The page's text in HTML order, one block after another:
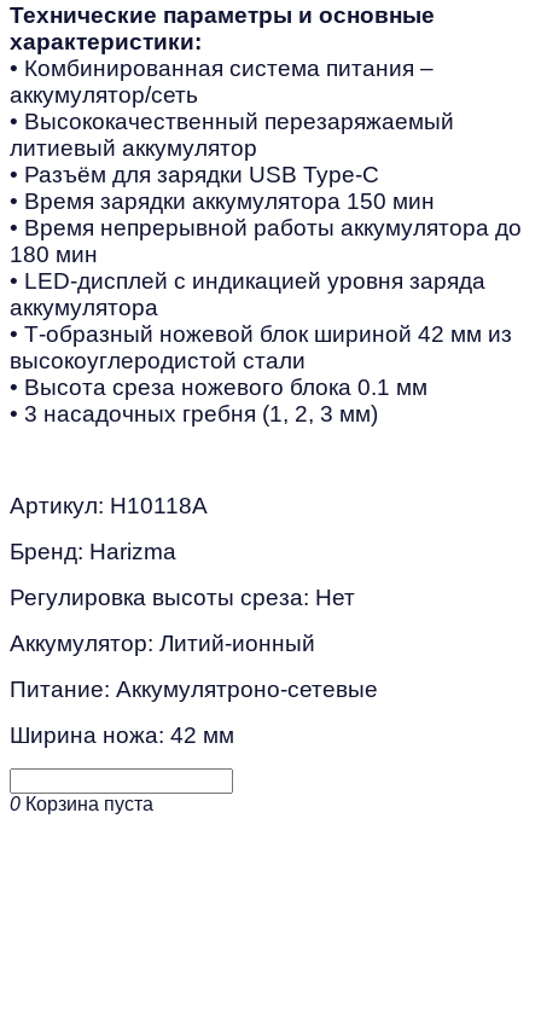
Технические параметры и основные
характеристики:
• Комбинированная система питания –
аккумулятор/сеть
• Высококачественный перезаряжаемый
литиевый аккумулятор
• Разъём для зарядки USB Type-С
• Время зарядки аккумулятора 150 мин
• Время непрерывной работы аккумулятора до
180 мин
• LED-дисплей с индикацией уровня заряда
аккумулятора
• Т-образный ножевой блок шириной 42 мм из
высокоуглеродистой стали
• Высота среза ножевого блока 0.1 мм
• 3 насадочных гребня (1, 2, 3 мм)
Артикул: H10118A
Бренд: Harizma
Регулировка высоты среза: Нет
Аккумулятор: Литий-ионный
Питание: Аккумулятроно-сетевые
Ширина ножа: 42 мм
0 Корзина пуста